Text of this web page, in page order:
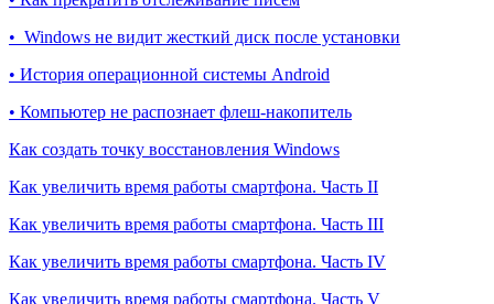
• Windows не видит жесткий диск после установки
• История операционной системы Android
• Компьютер не распознает флеш-накопитель
Как создать точку восстановления Windows
Как увеличить время работы смартфона. Часть II
Как увеличить время работы смартфона. Часть III
Как увеличить время работы смартфона. Часть IV
Как увеличить время работы смартфона. Часть V